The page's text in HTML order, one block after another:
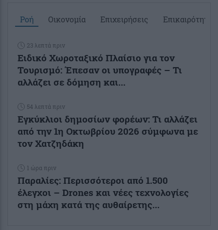
Ροή Οικονομία Επιχειρήσεις Επικαιρότητα
23 λεπτά πριν
Ειδικό Χωροταξικό Πλαίσιο για τον
Τουρισμό: Έπεσαν οι υπογραφές – Τι
αλλάζει σε δόμηση και...
54 λεπτά πριν
Εγκύκλιοι δημοσίων φορέων: Τι αλλάζει
από την 1η Οκτωβρίου 2026 σύμφωνα με
τον Χατζηδάκη
1 ώρα πριν
Παραλίες: Περισσότεροι από 1.500
έλεγχοι – Drones και νέες τεχνολογίες
στη μάχη κατά της αυθαίρετης...